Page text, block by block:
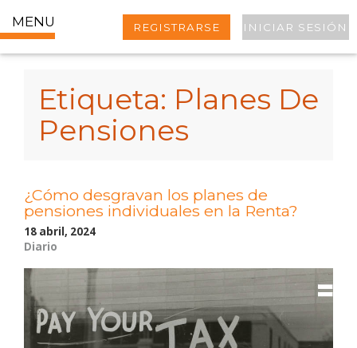
MENU REGISTRARSE INICIAR SESIÓN
Etiqueta: Planes De
Pensiones
¿Cómo desgravan los planes de
pensiones individuales en la Renta?
18 abril, 2024
Diario